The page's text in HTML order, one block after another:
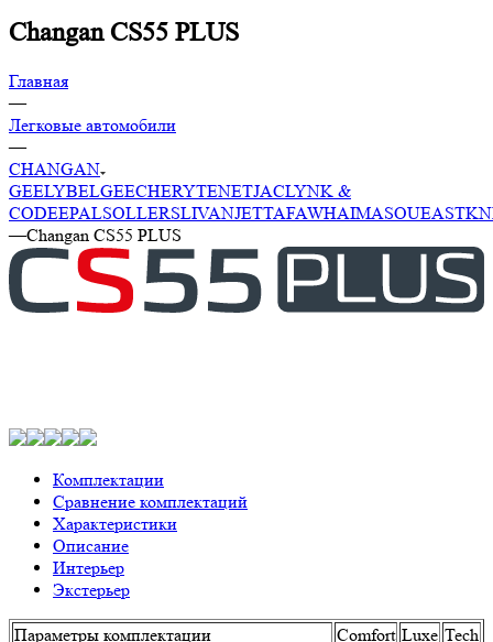
Changan CS55 PLUS
Главная
—
Легковые автомобили
—
CHANGAN
GEELYBELGEECHERYTENETJACLYNK &
CODEEPALSOLLERSLIVANJETTAFAWHAIMASOUEAST
—Changan CS55 PLUS
Комплектации
Сравнение комплектаций
Характеристики
Описание
Интерьер
Экстерьер
Параметры комплектации Comfort Luxe Tech